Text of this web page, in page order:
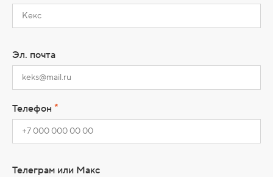
Эл. почта
Телефон *
Телеграм или Макс